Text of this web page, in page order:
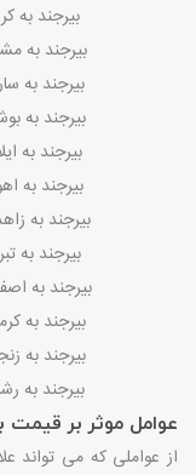
بیرجند به
بیرجند به
بیرجند به
بیرجند به
بیرجند به
بیرجند به
بیرجند به
بیرجند به
بیرجند به
بیرجند به
بیرجند به
بیرجند به
عوامل موثر بر قیمت
از عواملی که می تواند